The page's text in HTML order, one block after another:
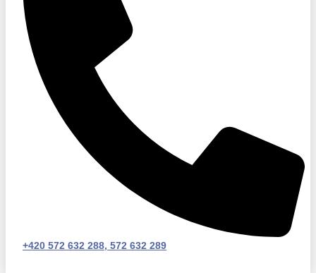
+420 572 632 288, 572 632 289